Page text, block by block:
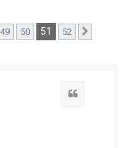
49 50 51 52